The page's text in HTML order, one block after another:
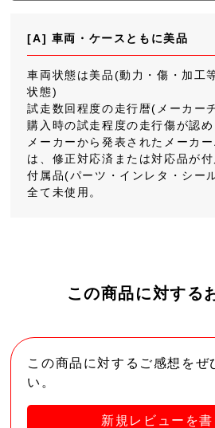
[A] 車両・ケースともに美品
車両状態は美品(動力・傷・加工
状態)
試走数回程度の走行暦(メーカー
購入時の試走程度の走行傷が認
メーカーから発表されたメーカ
は、修正対応済または対応品が付
付属品(パーツ・インレタ・シー
全て未使用。
この商品に対する
この商品に対するご感想をぜ
い。
新規レビューを書